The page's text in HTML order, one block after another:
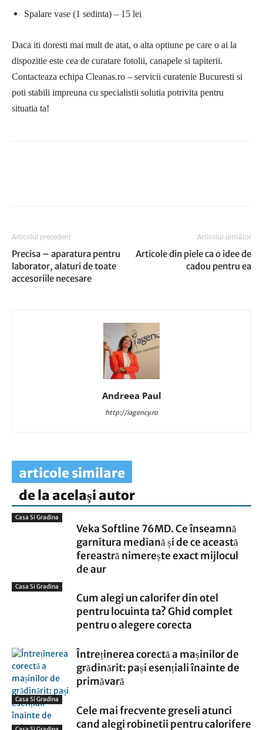
Spalare vase (1 sedinta) – 15 lei
Daca iti doresti mai mult de atat, o alta optiune pe care o ai la
dispozitie este cea de curatare fotolii, canapele si tapiterii.
Contacteaza echipa Cleanas.ro – servicii curatenie Bucuresti si
poti stabili impreuna cu specialistii solutia potrivita pentru
situatia ta!
Articolul precedent
Precisa – aparatura pentru
laborator, alaturi de toate
accesoriile necesare
Articolul următor
Articole din piele ca o idee de
cadou pentru ea
Andreea Paul
http://iagency.ro
articole similare
de la același autor
Casa Si Gradina
Veka Softline 76MD. Ce înseamnă
garnitura mediană și de ce această
fereastră nimerește exact mijlocul
de aur
Casa Si Gradina
Cum alegi un calorifer din otel
pentru locuinta ta? Ghid complet
pentru o alegere corecta
Întreținerea corectă a mașinilor de
grădinărit: pași esențiali înainte de
primăvară
Casa Si Gradina
Cele mai frecvente greseli atunci
cand alegi robinetii pentru calorifere